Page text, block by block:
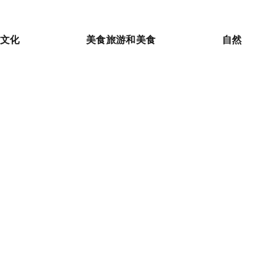
化 美食旅游和美食 自然